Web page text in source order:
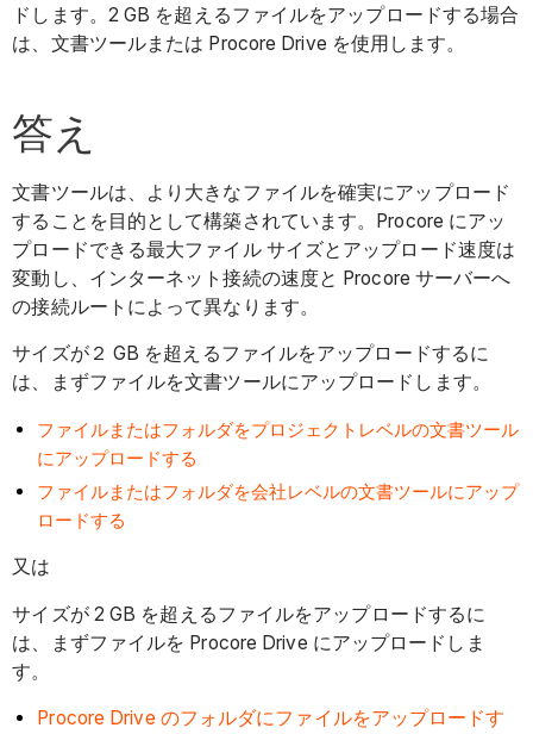
ドします。2 GB を超えるファイルをアップロードする場合
は、文書ツールまたは Procore Drive を使用します。
答え
文書ツールは、より大きなファイルを確実にアップロード
することを目的として構築されています。Procore にアッ
プロードできる最大ファイル サイズとアップロード速度は
変動し、インターネット接続の速度と Procore サーバーへ
の接続ルートによって異なります。
サイズが２ GB を超えるファイルをアップロードするに
は、まずファイルを文書ツールにアップロードします。
ファイルまたはフォルダをプロジェクトレベルの文書ツール
にアップロードする
ファイルまたはフォルダを会社レベルの文書ツールにアップ
ロードする
又は
サイズが 2 GB を超えるファイルをアップロードするに
は、まずファイルを Procore Drive にアップロードしま
す。
Procore Drive のフォルダにファイルをアップロードす